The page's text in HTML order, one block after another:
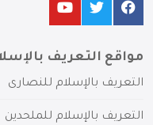
مواقع التعريف
التعريف بالإسلام للنصارى
التعريف بالإسلام للملحدين